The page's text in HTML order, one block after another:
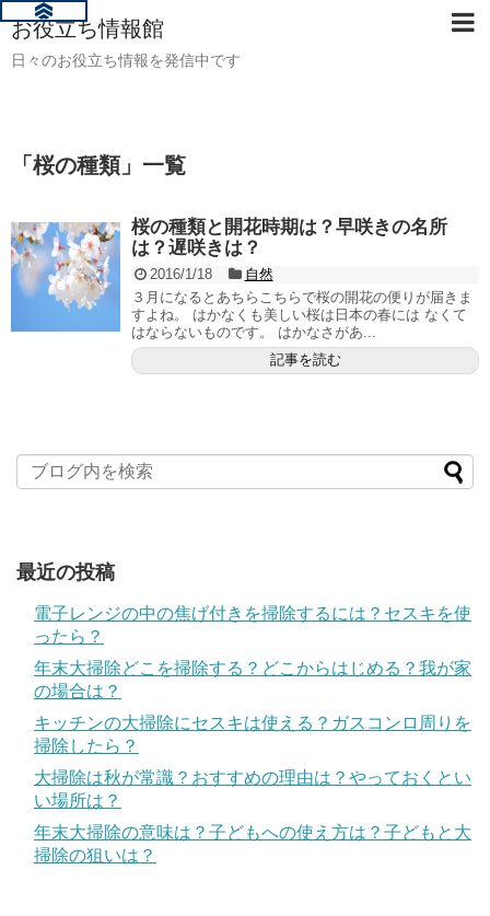
お役立ち情報館
日々のお役立ち情報を発信中です
「 桜の種類」 一覧
桜の種類と開花時期は？早咲きの名所
は？遅咲きは？
2016/1/18
自然
３月になるとあちらこちらで桜の開花の便りが届きま
すよね。 はかなくも美しい桜は日本の春には なくて
はならないものです。 はかなさがあ...
記事を読む
最近の投稿
電子レンジの中の焦げ付きを掃除するには？セスキを使
ったら？
年末大掃除どこを掃除する？どこからはじめる？我が家
の場合は？
キッチンの大掃除にセスキは使える？ガスコンロ周りを
掃除したら？
大掃除は秋が常識？おすすめの理由は？やっておくとい
い場所は？
年末大掃除の意味は？子どもへの使え方は？子どもと大
掃除の狙いは？